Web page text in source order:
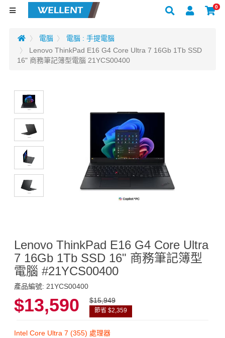
0
電腦
電腦 : 手提電腦
Lenovo ThinkPad E16 G4 Core Ultra 7 16Gb 1Tb SSD
16" 商務筆記簿型電腦 21YCS00400
Lenovo ThinkPad E16 G4 Core Ultra
7 16Gb 1Tb SSD 16" 商務筆記簿型
電腦 #21YCS00400
產品編號: 21YCS00400
$13,590 $15,949
節省 $2,359
Intel Core Ultra 7 (355) 處理器